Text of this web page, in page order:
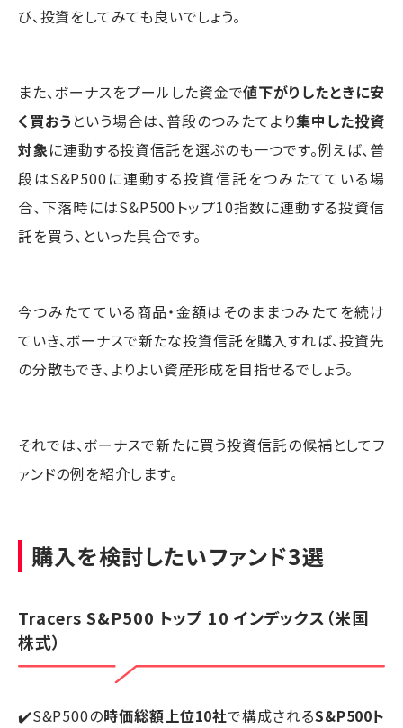
び、投資をしてみても良いでしょう。
また、ボーナスをプールした資金で値下がりしたときに安
く買おう という場合は、普段のつみたてより集中した投資
対象に連動する投資信託を選ぶのも一つです。例えば、普
段はS&P500に連動する投資信託をつみたてている場
合、下落時にはS&P500トップ10指数に連動する投資信
託を買う、といった具合です。
今つみたてている商品・金額はそのままつみたてを続け
ていき、ボーナスで新たな投資信託を購入すれば、投資先
の分散もでき、よりよい資産形成を目指せるでしょう。
それでは、ボーナスで新たに買う投資信託の候補としてフ
ァンドの例を紹介します。
購入を検討したいファンド3選
Tracers S&P500 トップ 10 インデックス（米国
株式）
✔️S&P500の時価総額上位10社で構成されるS&P500ト